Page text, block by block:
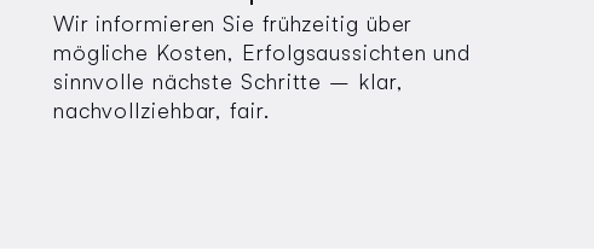
Wir informieren Sie frühzeitig über
mögliche Kosten, Erfolgsaussichten und
sinnvolle nächste Schritte – klar,
nachvollziehbar, fair.